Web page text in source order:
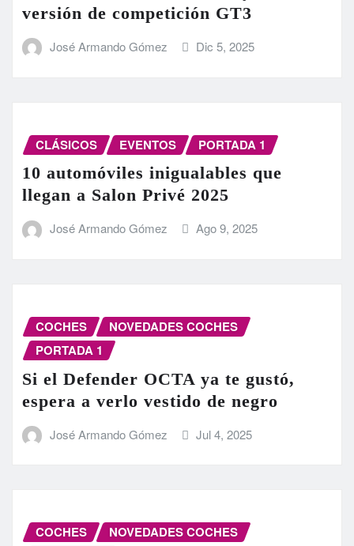
versión de competición GT3
José Armando Gómez Dic 5, 2025
CLÁSICOS EVENTOS PORTADA 1
10 automóviles inigualables que
llegan a Salon Privé 2025
José Armando Gómez Ago 9, 2025
COCHES
NOVEDADES COCHES
PORTADA 1
Si el Defender OCTA ya te gustó,
espera a verlo vestido de negro
José Armando Gómez Jul 4, 2025
COCHES
NOVEDADES COCHES